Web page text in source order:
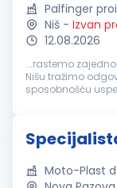
Palfinger
Niš - Izvan
12.08.2026
...rastemo
Nišu tražimo
sposobnošću
Moto-Plast